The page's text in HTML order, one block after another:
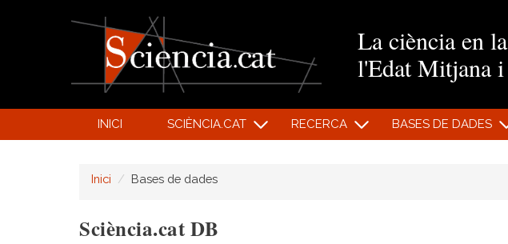
La ciència en
l'Edat Mitjana
INICI SCIÈNCIA.CAT RECERCA BASES DE DADES
Inici Bases de dades
Sciència.cat DB